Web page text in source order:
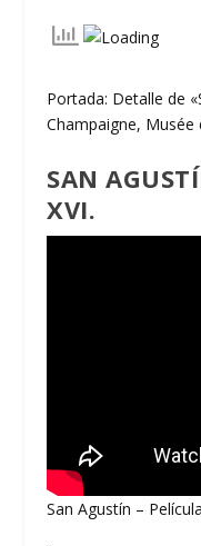
Portada: Detalle de
Champaigne, Musée
SAN
XVI.
San Agustín –